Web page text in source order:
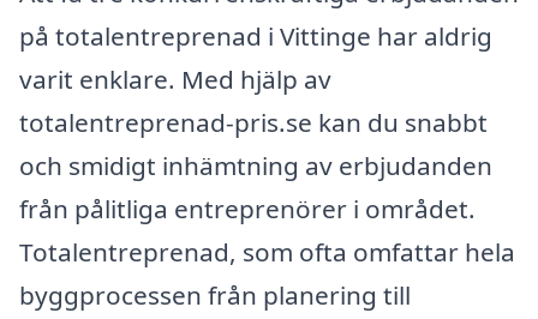
på totalentreprenad i Vittinge har aldrig
varit enklare. Med hjälp av
totalentreprenad-pris.se kan du snabbt
och smidigt inhämtning av erbjudanden
från pålitliga entreprenörer i området.
Totalentreprenad, som ofta omfattar hela
byggprocessen från planering till